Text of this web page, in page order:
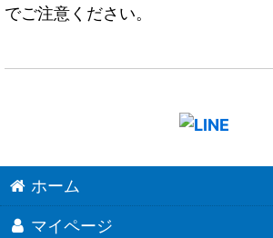
でご注意ください。
ホーム
マイページ